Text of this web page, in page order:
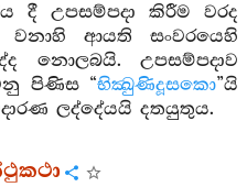
දී උපසම්පදා කිරීම වරද
ආයති සංවරයෙහි
නොලබයි. උපසම්පදාව
පිණිස “භික්‍ඛුණිදූසකො”යි
ලද්දේයයි දතයුතුය.